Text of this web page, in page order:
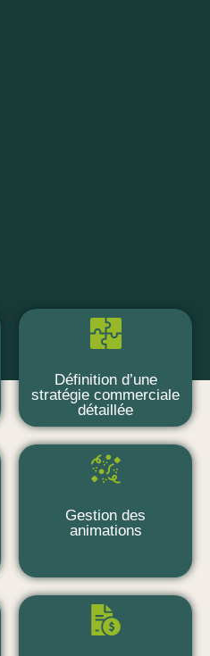
Définition d’une
stratégie commerciale
détaillée
Gestion des
animations